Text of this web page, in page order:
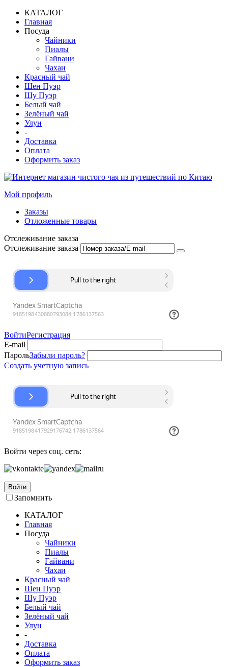
КАТАЛОГ
Главная
Посуда
Чайники
Пиалы
Гайвани
Чахаи
Красный чай
Шен Пуэр
Шу Пуэр
Белый чай
Зелёный чай
Улун
-
Доставка
Оплата
Оформить заказ
Мой профиль
Заказы
Отложенные товары
Отслеживание заказа
Отслеживание заказа
ВойтиРегистрация
E-mail
ПарольЗабыли пароль?
Создать учетную запись
Войти через соц. сеть:
Войти
Запомнить
КАТАЛОГ
Главная
Посуда
Чайники
Пиалы
Гайвани
Чахаи
Красный чай
Шен Пуэр
Шу Пуэр
Белый чай
Зелёный чай
Улун
-
Доставка
Оплата
Оформить заказ